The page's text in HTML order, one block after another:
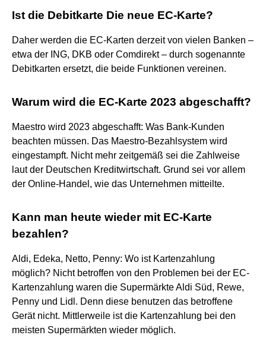
Ist die Debitkarte Die neue EC-Karte?
Daher werden die EC-Karten derzeit von vielen Banken –
etwa der ING, DKB oder Comdirekt – durch sogenannte
Debitkarten ersetzt, die beide Funktionen vereinen.
Warum wird die EC-Karte 2023 abgeschafft?
Maestro wird 2023 abgeschafft: Was Bank-Kunden
beachten müssen. Das Maestro-Bezahlsystem wird
eingestampft. Nicht mehr zeitgemäß sei die Zahlweise
laut der Deutschen Kreditwirtschaft. Grund sei vor allem
der Online-Handel, wie das Unternehmen mitteilte.
Kann man heute wieder mit EC-Karte
bezahlen?
Aldi, Edeka, Netto, Penny: Wo ist Kartenzahlung
möglich? Nicht betroffen von den Problemen bei der EC-
Kartenzahlung waren die Supermärkte Aldi Süd, Rewe,
Penny und Lidl. Denn diese benutzen das betroffene
Gerät nicht. Mittlerweile ist die Kartenzahlung bei den
meisten Supermärkten wieder möglich.